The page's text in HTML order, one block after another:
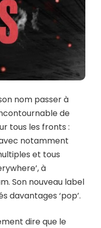
nom passer à
de
tous les fronts :
notamment
et tous
à
Son nouveau label
davantages ‘pop’.
dire que le